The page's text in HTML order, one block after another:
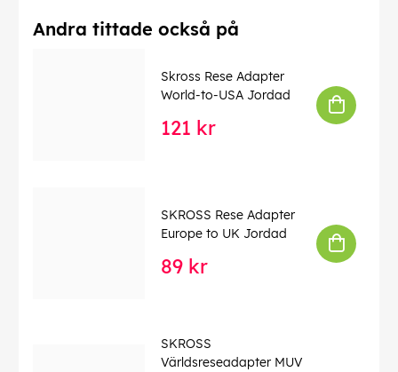
Andra tittade också på
Skross Rese Adapter
World-to-USA Jordad
121 kr
SKROSS Rese Adapter
Europe to UK Jordad
89 kr
SKROSS
Världsreseadapter MUV